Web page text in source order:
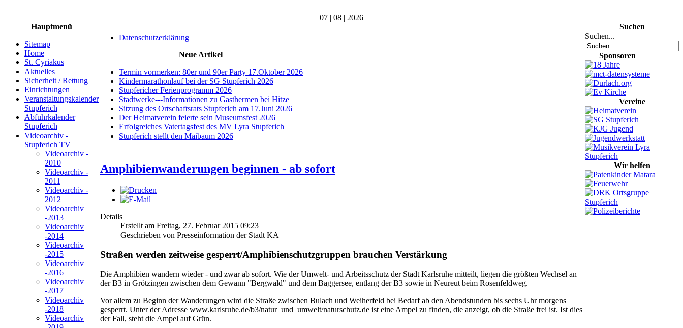
07 | 08 | 2026
Hauptmenü
Sitemap
Home
St. Cyriakus
Aktuelles
Sicherheit / Rettung
Einrichtungen
Veranstaltungskalender
Stupferich
Abfuhrkalender
Stupferich
Videoarchiv -
Stupferich TV
Videoarchiv -
2010
Videoarchiv -
2011
Videoarchiv -
2012
Videoarchiv
-2013
Videoarchiv
-2014
Videoarchiv
-2015
Videoarchiv
-2016
Videoarchiv
-2017
Videoarchiv
-2018
Videoarchiv
Datenschutzerklärung
Neue Artikel
Termin vormerken: 80er und 90er Party 17.Oktober 2026
Kindermarathonlauf bei der SG Stupferich 2026
Stupfericher Ferienprogramm 2026
Stadtwerke---Informationen zu Gasthermen bei Hitze
Sitzung des Ortschaftsrats Stupferich am 17.Juni 2026
Der Heimatverein feierte sein Museumsfest 2026
Erfolgreiches Vatertagsfest des MV Lyra Stupferich
Stupferich stellt den Maibaum 2026
Amphibienwanderungen beginnen - ab sofort
Details
Erstellt am Freitag, 27. Februar 2015 09:23
Geschrieben von Presseinformation der Stadt KA
Straßen werden zeitweise gesperrt/Amphibienschutzgruppen brauchen Verstärkung
Die Amphibien wandern wieder - und zwar ab sofort. Wie der Umwelt- und Arbeitsschutz der Stadt Karlsruhe mitteilt, liegen die größten Wechsel an
der B3 in Grötzingen zwischen dem Gewann "Bergwald" und dem Baggersee, entlang der B3 sowie in Neureut beim Rosenfeldweg.
Vor allem zu Beginn der Wanderungen wird die Straße zwischen Bulach und Weiherfeld bei Bedarf ab den Abendstunden bis sechs Uhr morgens
gesperrt. Unter der Adresse www.karlsruhe.de/b3/natur_und_umwelt/naturschutz.de ist eine Ampel zu finden, die anzeigt, ob die Straße frei ist. Ist dies
der Fall, steht die Ampel auf Grün.
Suchen
Suchen...
Sponsoren
Vereine
Wir helfen